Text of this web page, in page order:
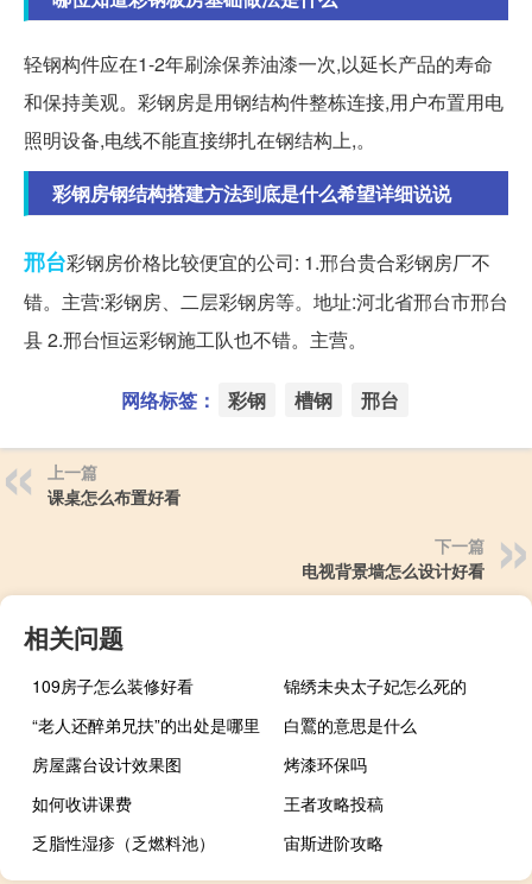
轻钢构件应在1-2年刷涂保养油漆一次,以延长产品的寿命
和保持美观。彩钢房是用钢结构件整栋连接,用户布置用电
照明设备,电线不能直接绑扎在钢结构上,。
彩钢房钢结构搭建方法到底是什么希望详细说说
邢台彩钢房价格比较便宜的公司: 1.邢台贵合彩钢房厂不
错。主营:彩钢房、二层彩钢房等。地址:河北省邢台市邢台
县 2.邢台恒运彩钢施工队也不错。主营。
网络标签： 彩钢 槽钢 邢台
上一篇
课桌怎么布置好看
下一篇
电视背景墙怎么设计好看
相关问题
109房子怎么装修好看
锦绣未央太子妃怎么死的
“老人还醉弟兄扶”的出处是哪里
白鷢的意思是什么
房屋露台设计效果图
烤漆环保吗
如何收讲课费
王者攻略投稿
乏脂性湿疹（乏燃料池）
宙斯进阶攻略